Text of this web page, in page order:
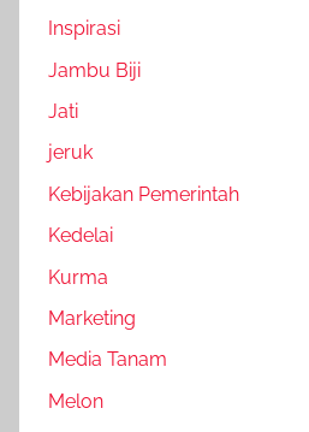
Inspirasi
Jambu Biji
Jati
jeruk
Kebijakan Pemerintah
Kedelai
Kurma
Marketing
Media Tanam
Melon